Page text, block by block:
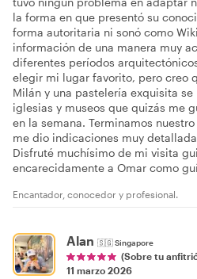
la forma en que presentó su
forma autoritaria ni sonó como
información de una manera muy
diferentes períodos
elegir mi lugar favorito, pero creo
Milán y una pastelería exquisita
iglesias y museos que quizás me
en la semana. Terminamos
me dio indicaciones muy
Disfruté muchísimo de mi visita
encarecidamente a Omar como
Encantador, conocedor y profesional.
Alan 🇸🇬Singapore
(Sobre tu
11 marzo 2026